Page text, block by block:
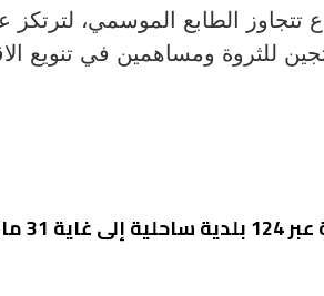
الطابع الموسمي، لترتكز
للثروة ومساهمين في تنويع